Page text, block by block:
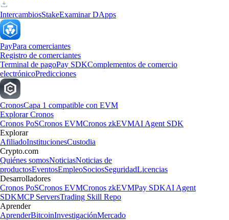
IntercambiosStakeExaminar DApps
PayPara comerciantes
Registro de comerciantes
Terminal de pagoPay SDKComplementos de comercio
electrónicoPredicciones
CronosCapa 1 compatible con EVM
Explorar Cronos
Cronos PoSCronos EVMCronos zkEVMAI Agent SDK
Explorar
AfiliadoInstitucionesCustodia
Crypto.com
Quiénes somosNoticiasNoticias de
productosEventosEmpleoSociosSeguridadLicencias
Desarrolladores
Cronos PoSCronos EVMCronos zkEVMPay SDKAI Agent
SDKMCP ServersTrading Skill Repo
Aprender
AprenderBitcoinInvestigaciónMercado